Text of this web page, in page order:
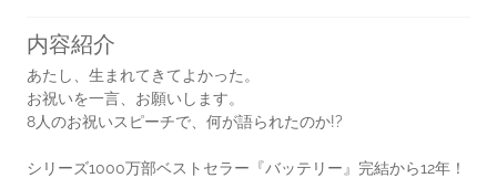
内容紹介
あたし、生まれてきてよかった。
お祝いを一言、お願いします。
8人のお祝いスピーチで、何が語られたのか!?
シリーズ1000万部ベストセラー『バッテリー』完結から12年！